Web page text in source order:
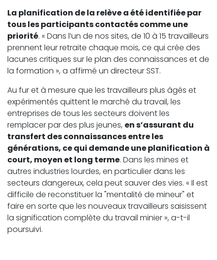
La planification de la relève a été identifiée par
tous les participants contactés comme une
priorité. « Dans l’un de nos sites, de 10 à 15 travailleurs
prennent leur retraite chaque mois, ce qui crée des
lacunes critiques sur le plan des connaissances et de
la formation », a affirmé un directeur SST.
Au fur et à mesure que les travailleurs plus âgés et
expérimentés quittent le marché du travail, les
entreprises de tous les secteurs doivent les
remplacer par des plus jeunes, en s’assurant du
transfert des connaissances entre les
générations, ce qui demande une planification à
court, moyen et long terme. Dans les mines et
autres industries lourdes, en particulier dans les
secteurs dangereux, cela peut sauver des vies. « Il est
difficile de reconstituer la "mentalité de mineur" et
faire en sorte que les nouveaux travailleurs saisissent
la signification complète du travail minier », a-t-il
poursuivi.